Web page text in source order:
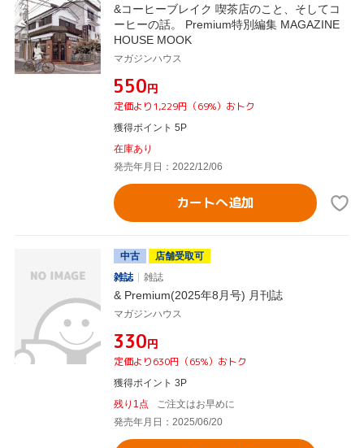
&コーヒーブレイク 喫茶店のこと、そしてコ
ーヒーの話。 Premium特別編集 MAGAZINE
HOUSE MOOK
マガジンハウス
¥550円
定価より1,229円（69%）おトク
獲得ポイント 5P
在庫あり
発売年月日：2022/12/06
カートへ追加
中古
店舗受取可
雑誌
雑誌
& Premium(2025年8月号) 月刊誌
マガジンハウス
¥330円
定価より630円（65%）おトク
獲得ポイント 3P
残り1点
ご注文はお早めに
発売年月日：2025/06/20